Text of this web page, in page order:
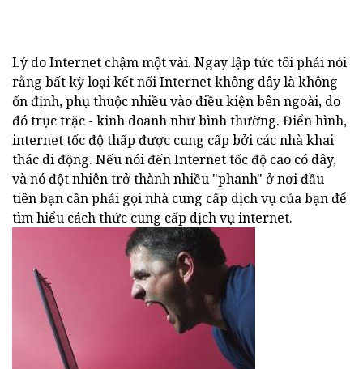
Lý do Internet chậm một vài. Ngay lập tức tôi phải nói
rằng bất kỳ loại kết nối Internet không dây là không
ổn định, phụ thuộc nhiều vào điều kiện bên ngoài, do
đó trục trặc - kinh doanh như bình thường. Điển hình,
internet tốc độ thấp được cung cấp bởi các nhà khai
thác di động. Nếu nói đến Internet tốc độ cao có dây,
và nó đột nhiên trở thành nhiều "phanh" ở nơi đầu
tiên bạn cần phải gọi nhà cung cấp dịch vụ của bạn để
tìm hiểu cách thức cung cấp dịch vụ internet.